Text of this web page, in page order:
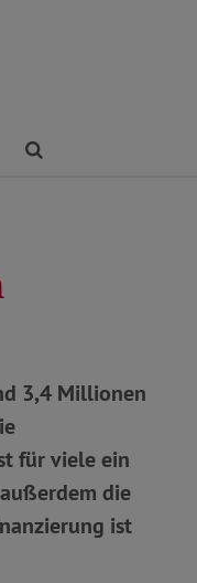
3,4 Millionen
für viele ein
die
ist